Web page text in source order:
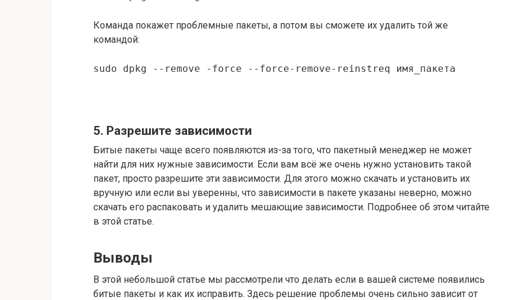
Команда покажет проблемные пакеты, а потом вы сможете их удалить той же
командой:
sudo dpkg --remove -force --force-remove-reinstreq имя_пакета
5. Разрешите зависимости
Битые пакеты чаще всего появляются из-за того, что пакетный менеджер не может
найти для них нужные зависимости. Если вам всё же очень нужно установить такой
пакет, просто разрешите эти зависимости. Для этого можно скачать и установить их
вручную или если вы уверенны, что зависимости в пакете указаны неверно, можно
скачать его распаковать и удалить мешающие зависимости. Подробнее об этом читайте
в этой статье.
Выводы
В этой небольшой статье мы рассмотрели что делать если в вашей системе появились
битые пакеты и как их исправить. Здесь решение проблемы очень сильно зависит от